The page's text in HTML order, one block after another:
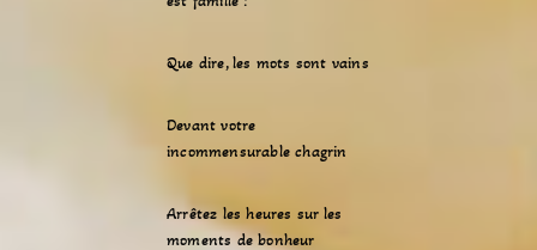
Que dire, les mots sont vains
Devant votre
incommensurable chagrin
Arrêtez les heures sur les
moments de bonheur